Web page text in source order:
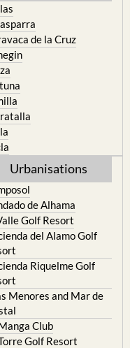
de la Cruz
Urbanisations
de Alhama
Golf Resort
del Alamo Golf
Riquelme Golf
Menores and Mar de
Club
Golf Resort